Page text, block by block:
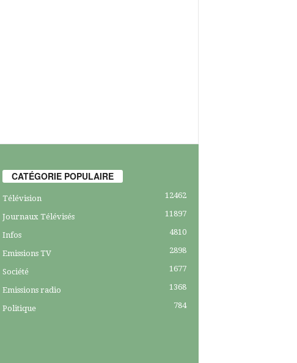
CATÉGORIE POPULAIRE
Télévision 12462
Journaux Télévisés 11897
Infos 4810
Emissions TV 2898
Société 1677
Emissions radio 1368
Politique 784